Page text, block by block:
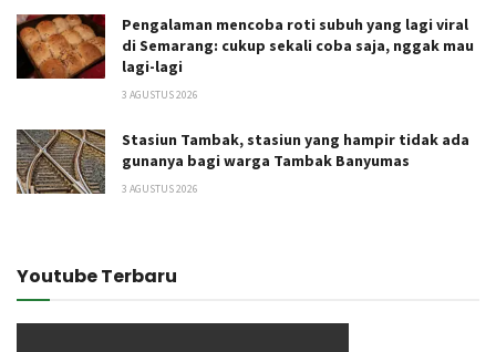
Pengalaman mencoba roti subuh yang lagi viral
di Semarang: cukup sekali coba saja, nggak mau
lagi-lagi
3 AGUSTUS 2026
Stasiun Tambak, stasiun yang hampir tidak ada
gunanya bagi warga Tambak Banyumas
3 AGUSTUS 2026
Youtube Terbaru